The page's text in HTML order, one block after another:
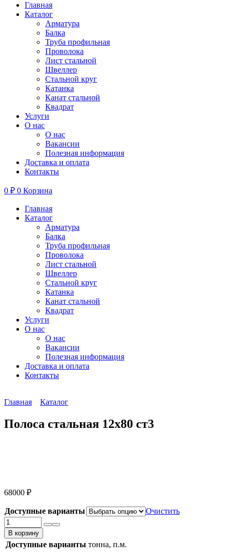
Главная
Каталог
Арматура
Балка
Труба профильная
Проволока
Лист стальной
Швеллер
Стальной круг
Катанка
Канат стальной
Квадрат
Услуги
О нас
О нас
Вакансии
Полезная информация
Доставка и оплата
Контакты
0 ₽ 0 Корзина
Главная
Каталог
Арматура
Балка
Труба профильная
Проволока
Лист стальной
Швеллер
Стальной круг
Катанка
Канат стальной
Квадрат
Услуги
О нас
О нас
Вакансии
Полезная информация
Доставка и оплата
Контакты
Главная Каталог
Полоса стальная 12х80 ст3
68000 ₽
Доступные варианты
Очистить
Количество
товара
Полоса
стальная
В корзину
Доступные варианты тонна, п.м.